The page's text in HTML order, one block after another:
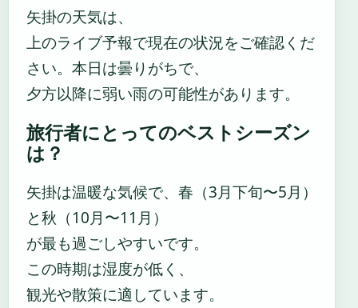
矢掛の天気は、
上のライブ予報で現在の状況をご確認くだ
さい。本日は曇りがちで、
夕方以降に弱い雨の可能性があります。
旅行者にとってのベストシーズン
は？
矢掛は温暖な気候で、春（3月下旬〜5月）
と秋（10月〜11月）
が最も過ごしやすいです。
この時期は湿度が低く、
観光や散策に適しています。